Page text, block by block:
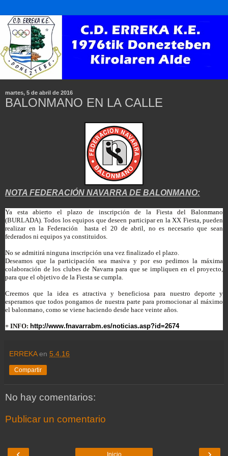
martes, 5 de abril de 2016
BALONMANO EN LA CALLE
NOTA FEDERACIÓN NAVARRA DE BALONMANO:
Ya esta abierto el plazo de inscripción de la Fiesta del Balonmano
(BURLADA). Todos los equipos que deseen participar en la XX Fiesta, pueden
realizar en la Federación hasta el 20 de abril, no es necesario que sean
federados ni equipos ya constituidos.
No se admitirá ninguna inscripción una vez finalizado el plazo.
Deseamos que la participación sea masiva y por eso pedimos la máxima
colaboración de los clubes de Navarra para que se impliquen en el proyecto,
para que el objetivo de la Fiesta se cumpla.
Creemos que la idea es atractiva y beneficiosa para nuestro deporte y
esperamos que todos pongamos de nuestra parte para promocionar al máximo
el balonmano, como se viene haciendo desde hace veinte años.
+ INFO: http://www.fnavarrabm.es/noticias.asp?id=2674
ERREKA en 5.4.16
Compartir
No hay comentarios:
Publicar un comentario
Inicio